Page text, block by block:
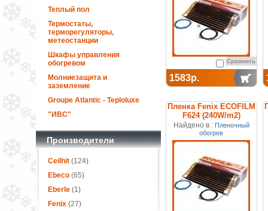
Теплый пол
Термостаты,
терморегуляторы,
метеостанции
Шкафы управления
обогревом
Молниезащита и
заземление
Groupe Atlantic - Teploluxe
"ИВС"
Производители
Ceilhit(124)
Ebeco(65)
Eberle(1)
Fenix(27)
Сравнить
1583р.
Пленка Fenix ECOFILM
F624 (240W/m2)
отопительная
Найдено в : Пленочный
обогрев